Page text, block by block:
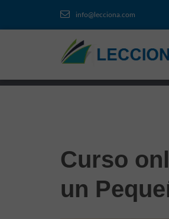
info@lecciona.com
Curso
un